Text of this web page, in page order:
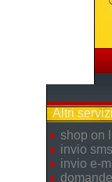
Altri servizi
shop on
invio
invio e-